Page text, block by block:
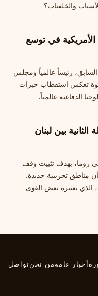
والخلفيات؟
في توسع
رئيساً عالمياً ومجلس
تعكس استقطاب خبرات
الدفاعية عالمياً.
بين لبنان
روما، بهدف تثبيت وقف
مناطق تجريبية جديدة.
الذي يعتبره بعض القوى
أخبار عامةمن نحنتواصل